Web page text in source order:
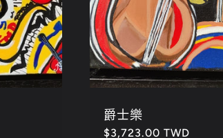
爵士樂
定
$3,723.00 TWD